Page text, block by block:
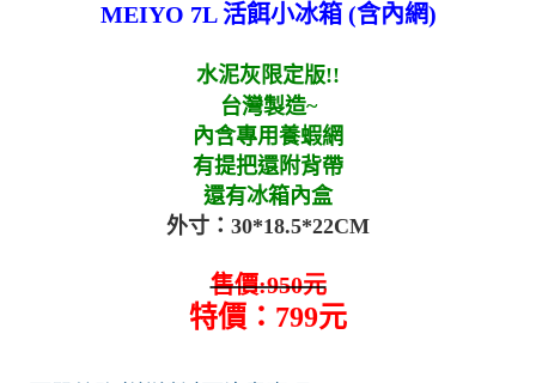
MEIYO 7L 活餌小冰箱 (含內網)
水泥灰限定版!!
台灣製造~
內含專用養蝦網
有提把還附背帶
還有冰箱內盒
外寸：30*18.5*22CM
售價:950元
特價：799元